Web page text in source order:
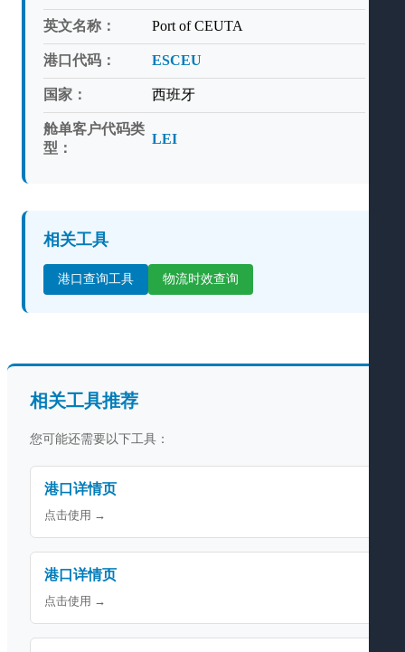
英文名称： Port of CEUTA
港口代码： ESCEU
国家： 西班牙
舱单客户代码类
型：
LEI
相关工具
港口查询工具 物流时效查询
相关工具推荐
您可能还需要以下工具：
港口详情页
点击使用 →
港口详情页
点击使用 →